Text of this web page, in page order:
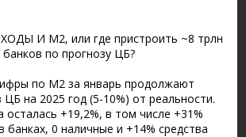
И М2, или где пристроить ~8 трлн
банков по прогнозу ЦБ?
по М2 за январь продолжают
ЦБ на 2025 год (5-10%) от реальности.
осталась +19,2%, в том числе +31%
банках, 0 наличные и +14% средства